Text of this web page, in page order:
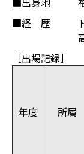
■経 歴
［出場記録］
年度 所属